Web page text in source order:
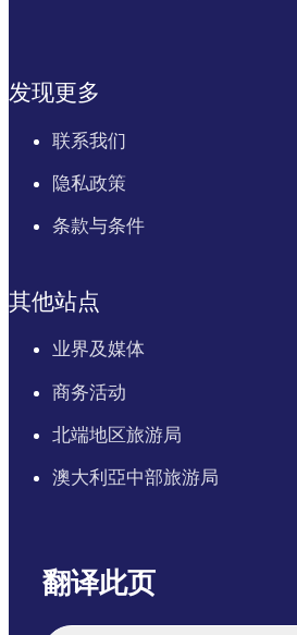
发现更多
联系我们
隐私政策
条款与条件
其他站点
业界及媒体
商务活动
北端地区旅游局
澳大利亞中部旅游局
翻译此页